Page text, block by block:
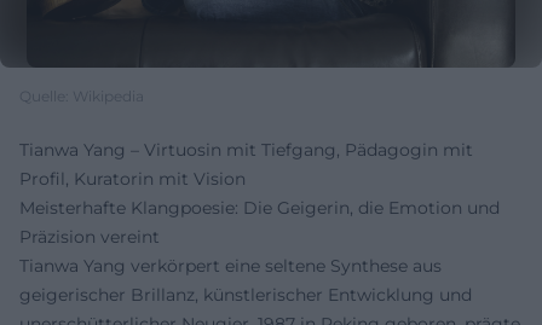
Quelle: Wikipedia
Tianwa Yang – Virtuosin mit Tiefgang, Pädagogin mit
Profil, Kuratorin mit Vision
Meisterhafte Klangpoesie: Die Geigerin, die Emotion und
Präzision vereint
Tianwa Yang verkörpert eine seltene Synthese aus
geigerischer Brillanz, künstlerischer Entwicklung und